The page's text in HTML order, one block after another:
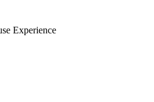
Experience